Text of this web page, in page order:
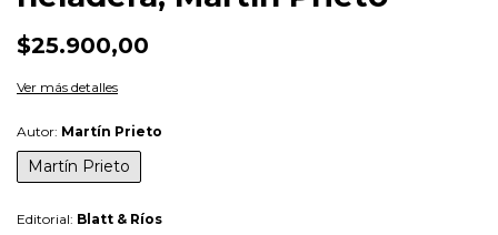
$25.900,00
Ver más detalles
Autor: Martín Prieto
Martín Prieto
Editorial: Blatt & Ríos